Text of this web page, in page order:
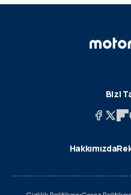
Bizi
Hakkımızda